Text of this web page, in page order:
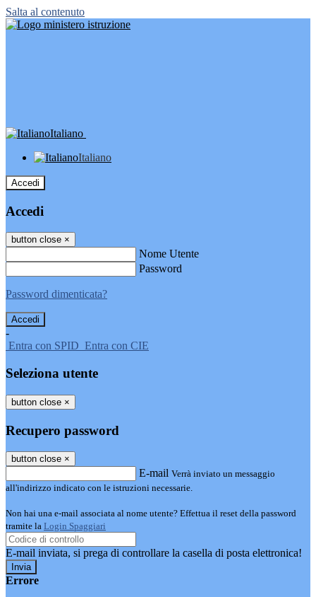
Salta al contenuto
Italiano
Italiano
Accedi
Accedi
button close ×
Nome Utente
Password
Password dimenticata?
-
Entra con SPID Entra con CIE
Seleziona utente
button close ×
Recupero password
button close ×
E-mail Verrà inviato un messaggio
all'indirizzo indicato con le istruzioni necessarie.
Non hai una e-mail associata al nome utente? Effettua il reset della password
tramite la Login Spaggiari
E-mail inviata, si prega di controllare la casella di posta elettronica!
Errore